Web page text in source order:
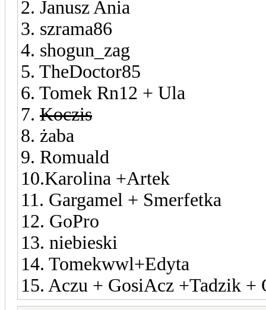
2. Janusz Ania
3. szrama86
4. shogun_zag
5. TheDoctor85
6. Tomek Rn12 + Ula
7. Koczis
8. żaba
9. Romuald
10.Karolina +Artek
11. Gargamel + Smerfetka
12. GoPro
13. niebieski
14. Tomekwwl+Edyta
15. Aczu + GosiAcz +Tadzik